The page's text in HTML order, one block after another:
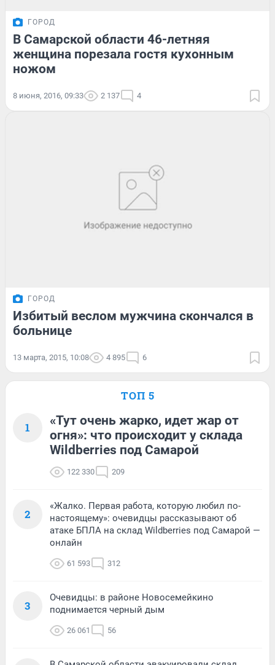
ГОРОД
В Самарской области 46-летняя
женщина порезала гостя кухонным
ножом
8 июня, 2016, 09:33 2 137 4
ГОРОД
Избитый веслом мужчина скончался в
больнице
13 марта, 2015, 10:08 4 895 6
ТОП 5
1
«Тут очень жарко, идет жар от
огня»: что происходит у склада
Wildberries под Самарой
122 330 209
2
«Жалко. Первая работа, которую любил по-
настоящему»: очевидцы рассказывают об
атаке БПЛА на склад Wildberries под Самарой —
онлайн
61 593 312
3
Очевидцы: в районе Новосемейкино
поднимается черный дым
26 061 56